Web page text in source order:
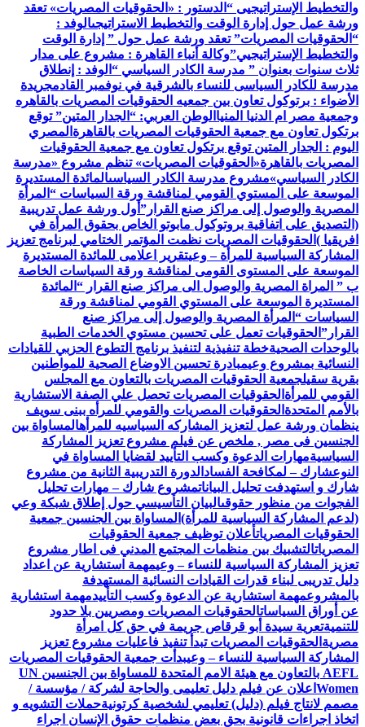
والتخطيط الإستراتيجيى “ الدستور : «الحقوقيات المصريات» تعقد
ورشة عمل حول إدارة الوقت والتخطيط الاستراتيجىالوفد :
“الحقوقيات المصريات” تعقد ورشة عمل حول ” إدارة الوقت
والتخطيط الإستراتيجيي”وكالة أنباء القاهرة : مشروع على مدار
ثلاث سنوات بعنوان ” مدرسة الكادر السياسي “ الوفد : إنطلاق
مدرسة للكادر السياسى للنساء بالشرقية في نوفمبر القادمجريدة
الأضواء : برتوكول تعاون بين جمعيه الحقوقيات المصريات بالقاهره
وجمعية مصر ام الدنيا المنيا الوطن العربي: “الجدار المتين” توقع
برتكول تعاون مع جمعية الحقوقيات المصريات بالقاهرة المصري
اليوم : الجدار المتين توقع برتكول تعاون مع جمعية الحقوقيات
المصريات بالقاهرة«الحقوقيات المصريات» تنظم مشروع «مدرسة
الكادر السياسي»مشروع مدرسة الكادر السياسىالمائدة المستديرة
الموسعة على المستوي القومي لمناقشة ورقة السياسات “المرأة
المصرية والوصول إلى مراكز صنع القرار” أول ورشة عمل تدريبية
(التصديق على اتفاقية بروتوكول مابوتو الخاص بحقوق المرأة في
افريقيا ) الحقوقيات المصريات نظمت المؤتمر الختامي لبرنامج تعزيز
المشاركة السياسية للمرأة – وعيتقرير اعلامى للمائدة المستديرة
الموسعة على المستوى القومى لمناقشة ورقة السياسات الخاصة
ب ” المراة المصرية والوصول الى مراكز صنع القرار “ المائدة
المستديرة الموسعة على المستوي القومي لمناقشة ورقة
السياسات “المرأة المصرية والوصول إلى مراكز صنع
القرار” الحقوقيات تعمل على تحسين مستوي الخدمات الطبية
بالوحدات الصحيةخطة تنفيذية لتنفيذ برنامج التطوع الحزبي للقيادات
النسائية بمشروع وعيمبادرة تحسين الاوضاع الصحية للمواطنين
بقرية سقيلجمعية الحقوقيات المصريات بالتعاون مع المجلس
القومي للمرأة الحقوقيات المصريات تحصل علي الصفة الاستشارية
بالأمم المتحدة الحقوقيات المصريات والقومي للمرأه ببنى سويف
ينظمان ورشة عمل لتعزيز المشاركه السياسيه للمرأهالمساواة بين
الجنسين فى مصر , ملخص عن فيلم مشروع تعزيز المشاركة
السياسيةمهارات الدعوة وكسب التأييد لقضايا المساواة في
النوعشارك – لمكافحة الفساد الدورة التدريبية الثانية من مشروع
شارك و استهدفت تحليل البياناتمشروع شارك – مهارات تحليل
الفجوات من منظور حقوقىالبيان التأسيسي حول إطلاق شبكة وعي
(لدعم المشاركة السياسية للمرأة) المساواة بين الجنسين جمعية
الحقوقيات المصرياتأعلان توظيف جمعية الحقوقيات
المصرياتالتشبيك بين منظمات المجتمع المدني فى اطار مشروع
تعزيز المشاركة السياسية للنساء – وعيمهمة استشارية عن اعداد
دليل تدريبى لبناء قدرات القيادات النسائية المستهدفة
بالمشروعمهمة استشارية عن الدعوة وكسب التأييدمهمة استشارية
عن أوراق السياساتالحقوقيات المصريات ومصريين بلا حدود
للتنميةتعرية سيدة أبو قرقاص جريمة في حق كل امرأة
مصرية الحقوقيات المصريات تبدأ تنفيذ فاعليات مشروع تعزيز
المشاركة السياسية للنساء – وعيبدأت جمعية الحقوقيات المصريات
AEFL بالتعاون مع هيئة الامم المتحدة للمساواة بين الجنسين UN
Women اعلان عن فيلم دليل تعليمى والحاجة لشركة / مؤسسة /
مصمم لانتاج فيلم (دليل) تعليمي لشخصية كرتونيةحملات التشويه و
اتخاذ اجراءات قانونية بحق بعض منظمات حقوق الإنسان اجراء